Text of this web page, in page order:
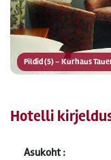
Pildid (5) – Kurhaus
Hotelli
Asukoht :